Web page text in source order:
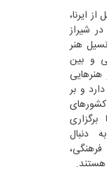
ایرنا،
شیراز
هنر
و بین
هنرهایی
و بر
دنبال